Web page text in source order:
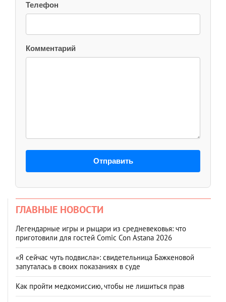
Телефон
Комментарий
Отправить
ГЛАВНЫЕ НОВОСТИ
Легендарные игры и рыцари из средневековья: что
приготовили для гостей Comic Con Astana 2026
«Я сейчас чуть подвисла»: свидетельница Бажкеновой
запуталась в своих показаниях в суде
Как пройти медкомиссию, чтобы не лишиться прав